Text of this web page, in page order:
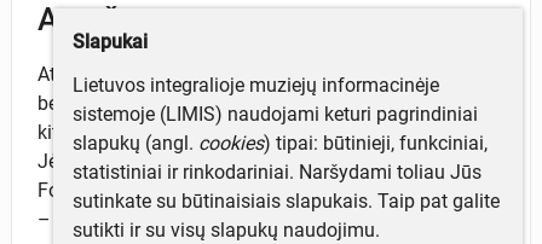
Aprašymas
Atvirukas dvigubas, pieštas, be autoriaus duomenų ir
be pavadinimo. Atviruke pavaizduota šventoji šeima ir
kiti žmonės, priklaupę prie ėdžiose gulinčio kūdikėlio
Jėzaus. Tarp jų – du angeliukai, karvė, toliau – asilas.
Fone – pastato kolonos, gamtovaizdis. Išleido „Barton
– Cotton, Inc“ Baltimore Maryland, JAV.
Slapukai
Lietuvos integralioje muziejų informacinėje
sistemoje (LIMIS) naudojami keturi pagrindiniai
slapukų (angl. cookies) tipai: būtinieji, funkciniai,
statistiniai ir rinkodariniai. Naršydami toliau Jūs
sutinkate su būtinaisiais slapukais. Taip pat galite
sutikti ir su visų slapukų naudojimu.